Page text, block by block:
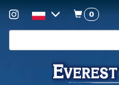
dowyszukiwania
0